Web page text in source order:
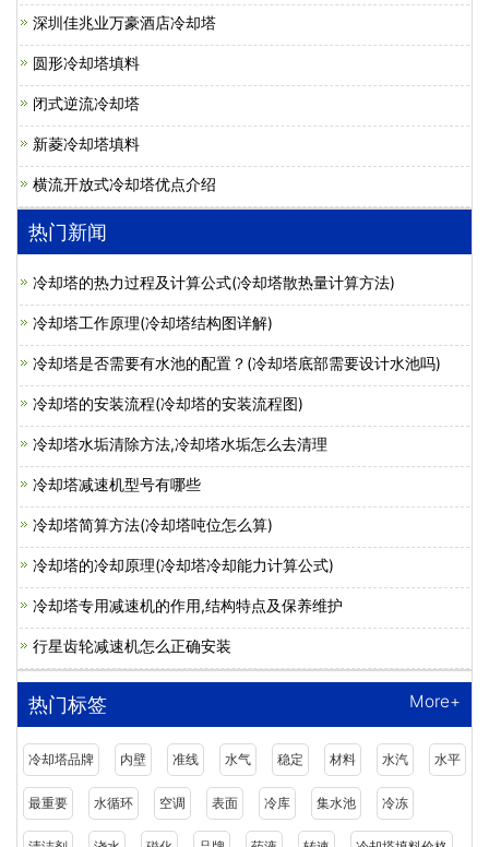
深圳佳兆业万豪酒店冷却塔
圆形冷却塔填料
闭式逆流冷却塔
新菱冷却塔填料
横流开放式冷却塔优点介绍
热门新闻
冷却塔的热力过程及计算公式(冷却塔散热量计算方法)
冷却塔工作原理(冷却塔结构图详解)
冷却塔是否需要有水池的配置？(冷却塔底部需要设计水池吗)
冷却塔的安装流程(冷却塔的安装流程图)
冷却塔水垢清除方法,冷却塔水垢怎么去清理
冷却塔减速机型号有哪些
冷却塔简算方法(冷却塔吨位怎么算)
冷却塔的冷却原理(冷却塔冷却能力计算公式)
冷却塔专用减速机的作用,结构特点及保养维护
行星齿轮减速机怎么正确安装
热门标签 More+
冷却塔品牌 内壁 准线 水气 稳定 材料 水汽 水平
最重要 水循环 空调 表面 冷库 集水池 冷冻